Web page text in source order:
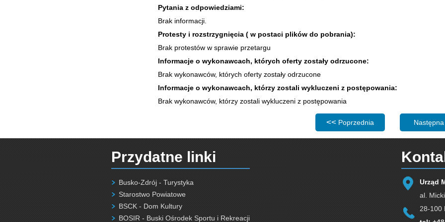
Pytania z odpowiedziami:
Brak informacji.
Protesty i rozstrzygnięcia ( w postaci plików do pobrania):
Brak protestów w sprawie przetargu
Informacje o wykonawcach, których oferty zostały odrzucone:
Brak wykonawców, których oferty zostały odrzucone
Informacje o wykonawcach, którzy zostali wykluczeni z postępowania:
Brak wykonawców, którzy zostali wykluczeni z postępowania
Poprzednia strona: Dostawa piasku
Poprzednia Następna
Przydatne linki
Busko-Zdrój - Turystyka
Starostwo Powiatowe
BSCK - Dom Kultury
BOSIR - Buski Ośrodek Sportu i Rekreacji
Urząd
al.
28-100